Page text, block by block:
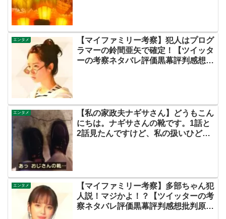
エンタメ
【マイファミリー考察】犯人はプログ
ラマーの鈴間亜矢で確定！【ツイッタ
ーの考察ネタバレ評価黒幕評判感想批
エンタメ
【私の家政夫ナギサさん】どうもこん
にちは。ナギサさんの靴です。1話と
2話見たんですけど、私の扱いひどす
エンタメ
【マイファミリー考察】多部ちゃん犯
人説！マジかよ！？【ツイッターの考
察ネタバレ評価黒幕評判感想批判原作